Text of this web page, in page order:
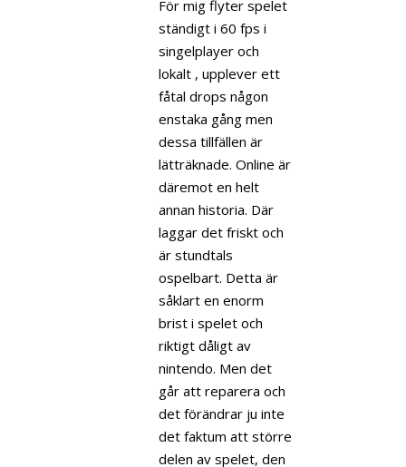
För mig flyter spelet
ständigt i 60 fps i
singelplayer och
lokalt , upplever ett
fåtal drops någon
enstaka gång men
dessa tillfällen är
lätträknade. Online är
däremot en helt
annan historia. Där
laggar det friskt och
är stundtals
ospelbart. Detta är
såklart en enorm
brist i spelet och
riktigt dåligt av
nintendo. Men det
går att reparera och
det förändrar ju inte
det faktum att större
delen av spelet, den